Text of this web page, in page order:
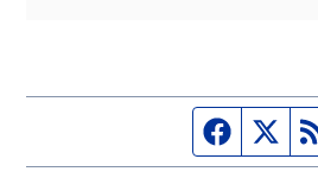
Página